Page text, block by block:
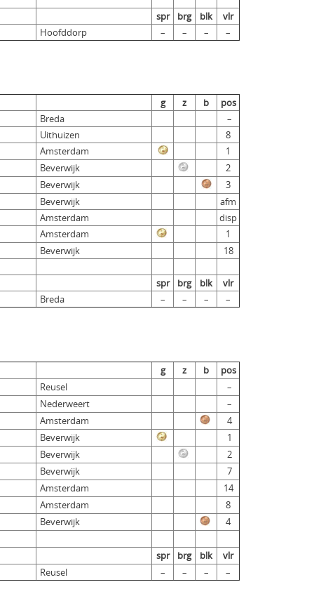
spr brg blk
vlr
Hoofddorp
– – – –
g z b
pos
Breda
–
Uithuizen
8
Amsterdam
1
Beverwijk
2
Beverwijk
3
Beverwijk
afm
Amsterdam
disp
Amsterdam
1
Beverwijk
18
spr brg blk
vlr
Breda
– – – –
g z b
pos
Reusel
–
Nederweert
–
Amsterdam
4
Beverwijk
1
Beverwijk
2
Beverwijk
7
Amsterdam
14
Amsterdam
8
Beverwijk
4
spr brg blk
vlr
Reusel
– – – –